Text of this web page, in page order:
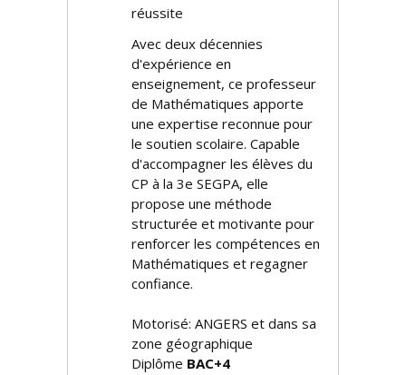
réussite
Avec deux décennies
d'expérience en
enseignement, ce professeur
de Mathématiques apporte
une expertise reconnue pour
le soutien scolaire. Capable
d'accompagner les élèves du
CP à la 3e SEGPA, elle
propose une méthode
structurée et motivante pour
renforcer les compétences en
Mathématiques et regagner
confiance.
Motorisé: ANGERS et dans sa
zone géographique
Diplôme BAC+4